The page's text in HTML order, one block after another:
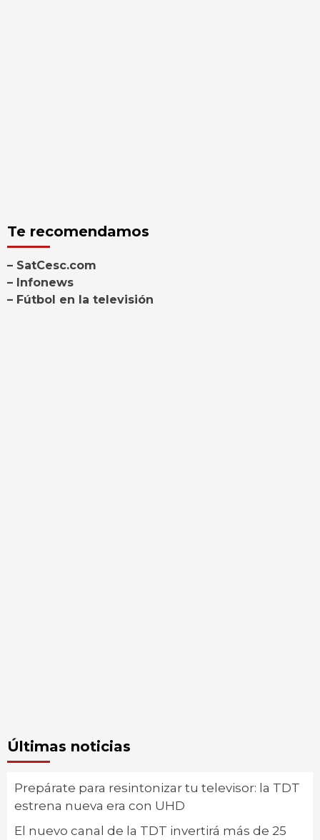
Te recomendamos
– SatCesc.com
– Infonews
– Fútbol en la televisión
Últimas noticias
Prepárate para resintonizar tu televisor: la TDT
estrena nueva era con UHD
El nuevo canal de la TDT invertirá más de 25